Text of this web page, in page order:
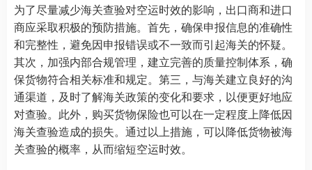
为了尽量减少海关查验对空运时效的影响，出口商和进口
商应采取积极的预防措施。首先，确保申报信息的准确性
和完整性，避免因申报错误或不一致而引起海关的怀疑。
其次，加强内部合规管理，建立完善的质量控制体系，确
保货物符合相关标准和规定。第三，与海关建立良好的沟
通渠道，及时了解海关政策的变化和要求，以便更好地应
对查验。此外，购买货物保险也可以在一定程度上降低因
海关查验造成的损失。通过以上措施，可以降低货物被海
关查验的概率，从而缩短空运时效。